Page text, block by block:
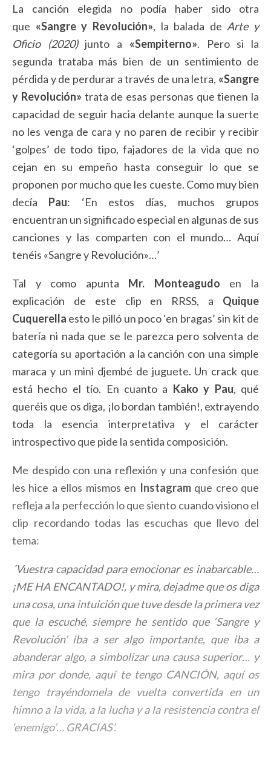
La canción elegida no podía haber sido otra
que «Sangre y Revolución», la balada de Arte y
Oficio (2020)junto a «Sempiterno». Pero si la
segunda trataba más bien de un sentimiento de
pérdida y de perdurar a través de una letra, «Sangre
y Revolución» trata de esas personas que tienen la
capacidad de seguir hacia delante aunque la suerte
no les venga de cara y no paren de recibir y recibir
‘golpes’ de todo tipo, fajadores de la vida que no
cejan en su empeño hasta conseguir lo que se
proponen por mucho que les cueste. Como muy bien
decía Pau: ‘En estos días, muchos grupos
encuentran un significado especial en algunas de sus
canciones y las comparten con el mundo… Aquí
tenéis «Sangre y Revolución»…’
Tal y como apunta Mr. Monteagudo en la
explicación de este clip en RRSS, a Quique
Cuquerella esto le pilló un poco ‘en bragas’ sin kit de
batería ni nada que se le parezca pero solventa de
categoría su aportación a la canción con una simple
maraca y un mini djembé de juguete. Un crack que
está hecho el tío. En cuanto a Kako y Pau, qué
queréis que os diga, ¡lo bordan también!, extrayendo
toda la esencia interpretativa y el carácter
introspectivo que pide la sentida composición.
Me despido con una reflexión y una confesión que
les hice a ellos mismos en Instagram que creo que
refleja a la perfección lo que siento cuando visiono el
clip recordando todas las escuchas que llevo del
tema:
´Vuestra capacidad para emocionar es inabarcable…
¡ME HA ENCANTADO!, y mira, dejadme que os diga
una cosa, una intuición que tuve desde la primera vez
que la escuché, siempre he sentido que ‘Sangre y
Revolución’ iba a ser algo importante, que iba a
abanderar algo, a simbolizar una causa superior… y
mira por donde, aquí te tengo CANCIÓN, aquí os
tengo trayéndomela de vuelta convertida en un
himno a la vida, a la lucha y a la resistencia contra el
‘enemigo’… GRACIAS’.